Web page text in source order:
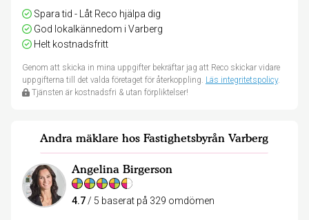
Spara tid - Låt Reco hjälpa dig
God lokalkännedom i Varberg
Helt kostnadsfritt
Genom att skicka in mina uppgifter bekräftar jag att Reco skickar vidare
uppgifterna till det valda företaget för återkoppling. Läs integritetspolicy.
Tjänsten är kostnadsfri & utan förpliktelser!
Andra mäklare hos Fastighetsbyrån Varberg
Angelina Birgerson
4.7 / 5 baserat på 329 omdömen